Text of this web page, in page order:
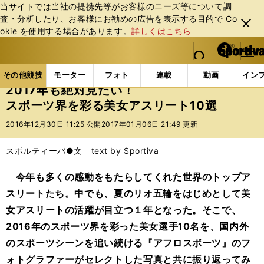
当サイトでは当社の提携先等がお客様のニーズ等について調
査・分析したり、お客様にお勧めの広告を表⽰する⽬的で Co
okie を使⽤する場合があります。詳しくはこちら
閉じ
る
web Sportiva (webスポルティーバ)
検索
マイペ
ー
ジ
メニュ
その他競技 モーター フォト 連載 動画 イン
ス
ポ
ル
バ
その他競技の記事一覧 その他競技 その他 2017
2017年も絶対見たい！
スポーツ界を彩る美女アスリート10選
2016年12月30日 11:25 公開 2017年01月06日 21:49 更新
スポルティーバ●文 text by Sportiva
今年も多くの感動をもたらしてくれた世界のトップア
スリートたち。中でも、夏のリオ五輪をはじめとして美
女アスリートの活躍が目立つ１年となった。そこで、
2016年のスポーツ界を彩った美女選手10名を、国内外
のスポーツシーンを追い続ける『アフロスポーツ』のフ
ォトグラファーがセレクトした写真と共に振り返ってみ